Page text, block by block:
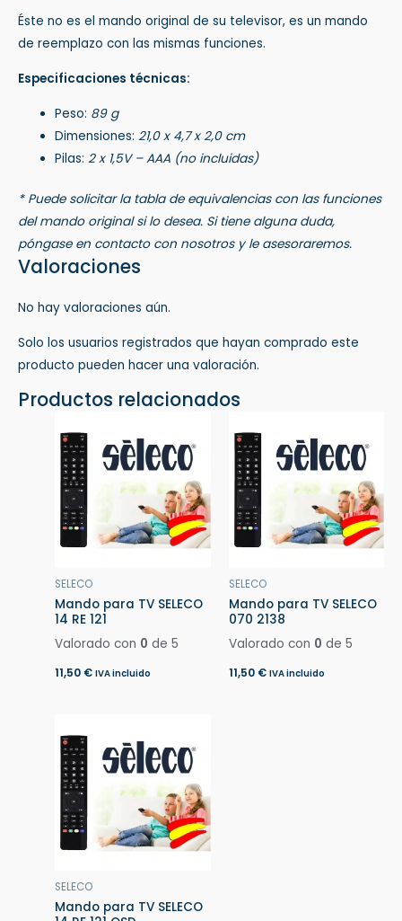
Éste no es el mando original de su televisor, es un mando
de reemplazo con las mismas funciones.
Especificaciones técnicas:
Peso: 89 g
Dimensiones:21,0 x 4,7 x 2,0 cm
Pilas:2 x 1,5V – AAA (no incluidas)
* Puede solicitar la tabla de equivalencias con las funciones
del mando original si lo desea. Si tiene alguna duda,
póngase en contacto con nosotros y le asesoraremos.
Valoraciones
No hay valoraciones aún.
Solo los usuarios registrados que hayan comprado este
producto pueden hacer una valoración.
Productos relacionados
SELECO
Mando para TV SELECO
14 RE 121
Valorado con 0 de 5
11,50 € IVA incluido
SELECO
Mando para TV SELECO
070 2138
Valorado con 0 de 5
11,50 € IVA incluido
SELECO
Mando para TV SELECO